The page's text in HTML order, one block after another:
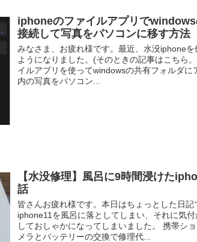
iphoneのファイルアプリで
接続して写真をパソコンに移す方法
みなさま、お疲れ様です。最近、水没iphoneを
ようになりました。(そのときの記事はこちら
イルアプリを使ってwindowsの共有フォルダに
内の写真をパソコン...
【水没修理】風呂に9時間浸けた
話
皆さんお疲れ様です。本日はちょっとした日
iphone11を風呂に落としてしまい、それに気
しておしゃかになってしまいました。 携帯シ
メラとバッテリーの交換で修理代...